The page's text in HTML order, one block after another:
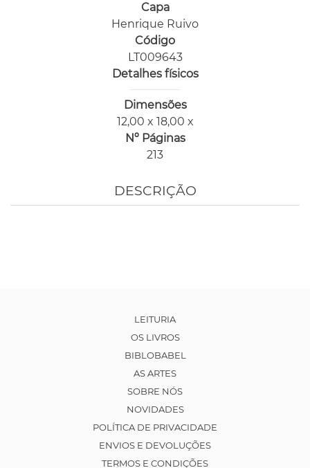
Capa
Henrique Ruivo
Código
LT009643
Detalhes físicos
Dimensões
12,00 x 18,00 x
Nº Páginas
213
DESCRIÇÃO
LEITURIA
OS LIVROS
BIBLOBABEL
AS ARTES
SOBRE NÓS
NOVIDADES
POLÍTICA DE PRIVACIDADE
ENVIOS E DEVOLUÇÕES
TERMOS E CONDIÇÕES